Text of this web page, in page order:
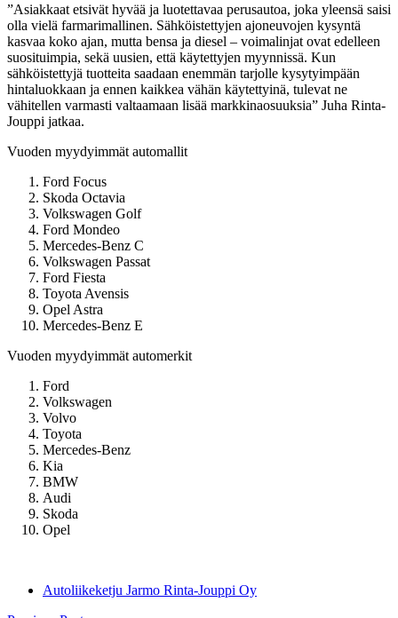
”Asiakkaat etsivät hyvää ja luotettavaa perusautoa, joka yleensä saisi
olla vielä farmarimallinen. Sähköistettyjen ajoneuvojen kysyntä
kasvaa koko ajan, mutta bensa ja diesel – voimalinjat ovat edelleen
suosituimpia, sekä uusien, että käytettyjen myynnissä. Kun
sähköistettyjä tuotteita saadaan enemmän tarjolle kysytyimpään
hintaluokkaan ja ennen kaikkea vähän käytettyinä, tulevat ne
vähitellen varmasti valtaamaan lisää markkinaosuuksia” Juha Rinta-
Jouppi jatkaa.
Vuoden myydyimmät automallit
Ford Focus
Skoda Octavia
Volkswagen Golf
Ford Mondeo
Mercedes-Benz C
Volkswagen Passat
Ford Fiesta
Toyota Avensis
Opel Astra
Mercedes-Benz E
Vuoden myydyimmät automerkit
Ford
Volkswagen
Volvo
Toyota
Mercedes-Benz
Kia
BMW
Audi
Skoda
Opel
Autoliikeketju Jarmo Rinta-Jouppi Oy